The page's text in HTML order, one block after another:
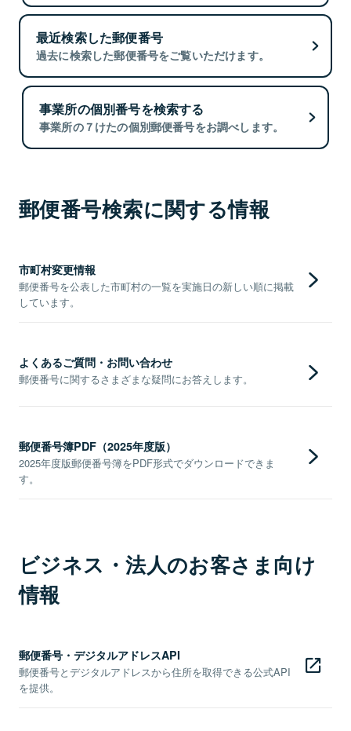
最近検索した郵便番号
過去に検索した郵便番号をご覧いただけます。
事業所の個別番号を検索する
事業所の７けたの個別郵便番号をお調べします。
郵便番号検索に関する情報
市町村変更情報
郵便番号を公表した市町村の一覧を実施日の新しい順に掲載
しています。
よくあるご質問・お問い合わせ
郵便番号に関するさまざまな疑問にお答えします。
郵便番号簿PDF（2025年度版）
2025年度版郵便番号簿をPDF形式でダウンロードできま
す。
ビジネス・法人のお客さま向け
情報
郵便番号・デジタルアドレスAPI
郵便番号とデジタルアドレスから住所を取得できる公式API
を提供。